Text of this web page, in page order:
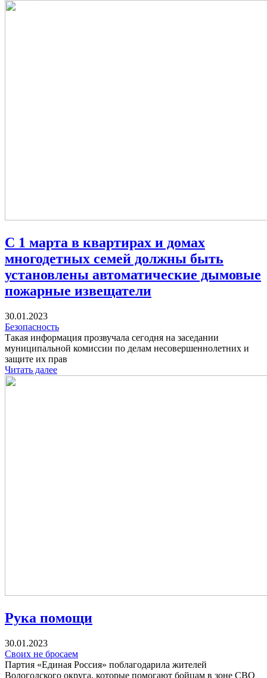
С 1 марта в квартирах и домах
многодетных семей должны быть
установлены автоматические дымовые
пожарные извещатели
30.01.2023
Безопасность
Такая информация прозвучала сегодня на заседании
муниципальной комиссии по делам несовершеннолетних и
защите их прав
Читать далее
Рука помощи
30.01.2023
Своих не бросаем
Партия «Единая Россия» поблагодарила жителей
Вологодского округа, которые помогают бойцам в зоне СВО